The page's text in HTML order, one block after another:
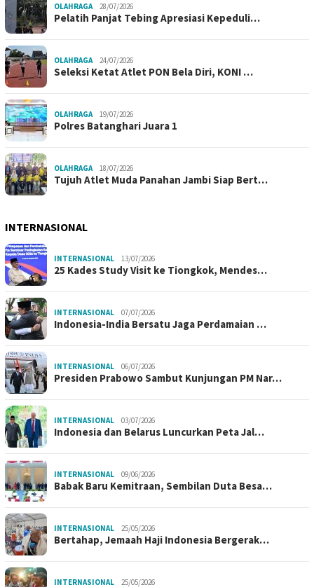
OLAHRAGA 28/07/2026
Pelatih Panjat Tebing Apresiasi Kepeduli…
OLAHRAGA 24/07/2026
Seleksi Ketat Atlet PON Bela Diri, KONI …
OLAHRAGA 19/07/2026
Polres Batanghari Juara 1
OLAHRAGA 18/07/2026
Tujuh Atlet Muda Panahan Jambi Siap Bert…
INTERNASIONAL
INTERNASIONAL 13/07/2026
25 Kades Study Visit ke Tiongkok, Mendes…
INTERNASIONAL 07/07/2026
Indonesia-India Bersatu Jaga Perdamaian …
INTERNASIONAL 06/07/2026
Presiden Prabowo Sambut Kunjungan PM Nar…
INTERNASIONAL 03/07/2026
Indonesia dan Belarus Luncurkan Peta Jal…
INTERNASIONAL 09/06/2026
Babak Baru Kemitraan, Sembilan Duta Besa…
INTERNASIONAL 25/05/2026
Bertahap, Jemaah Haji Indonesia Bergerak…
INTERNASIONAL 25/05/2026